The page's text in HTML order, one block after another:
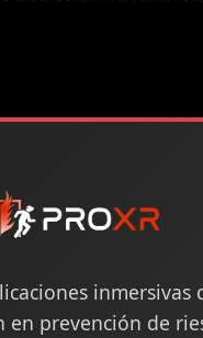
inmersivas
en prevención de